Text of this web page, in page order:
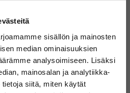
sisällön ja mainosten
median ominaisuuksien
analysoimiseen. Lisäksi
mainosalan ja analytiikka-
siitä, miten käytät
erot ja
ovat kaksi eri komponenttia, ne
toimii kunnolla. Prosessori
kun taas emolevy toimii siltana
osien välillä.